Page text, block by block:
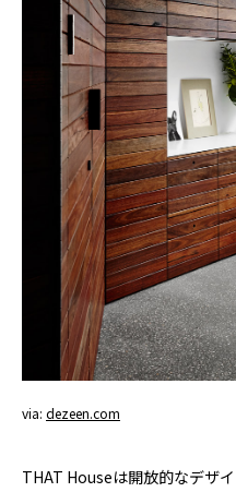
via: dezeen.com
THAT Houseは開放的なデザ